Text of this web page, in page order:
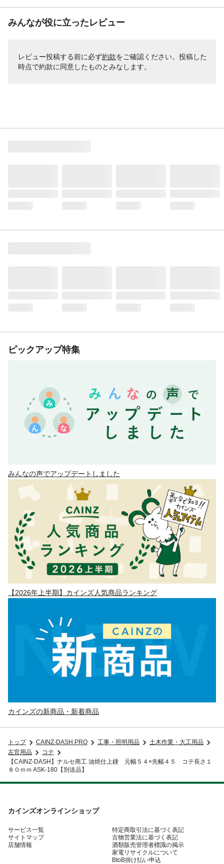
みんなが役に立ったレビュー
レビュー投稿する前に必ず約款をご確認ください。投稿した
時点で約款に同意したものとみなします。
ピックアップ特集
みんなの声でアップデートしました
【2026年上半期】カインズ人気商品ランキング
カインズの新商品・新着商品
トップ CAINZ-DASH PRO 工事・照明用品
土木作業・大工用品
左官用品
コテ
【CAINZ-DASH】ナルセ商工 油焼仕上鏝 元幅５４×先幅４５ コテ長さ１
８０ｍｍ ASK-180【別送品】
カインズオンラインショップ
サービス一覧
サイトマップ
店舗情報
特定商取引法に基づく表記
古物営業法に基づく表記
酒類販売管理者標識の掲示
家電リサイクルについて
BtoB掛け払い申込